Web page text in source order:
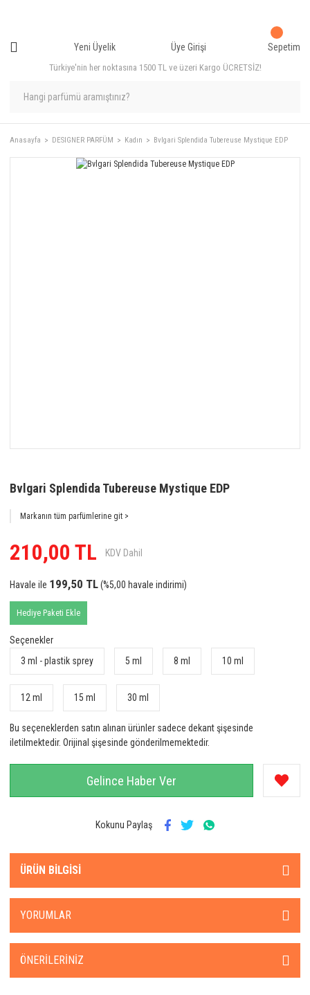
Türkiye'nin her noktasına 1500 TL ve üzeri Kargo ÜCRETSİZ!
Yeni Üyelik Üye Girişi Sepetim
Anasayfa DESIGNER PARFÜM Kadın Bvlgari Splendida Tubereuse Mystique EDP
Bvlgari Splendida Tubereuse Mystique EDP
Markanın tüm parfümlerine git >
210,00 TL KDV Dahil
Havale ile 199,50 TL(%5,00 havale indirimi)
Hediye Paketi Ekle
Seçenekler
3 ml - plastik sprey
5 ml 8 ml 10 ml
12 ml 15 ml 30 ml
Bu seçeneklerden satın alınan ürünler sadece dekant şişesinde
iletilmektedir. Orijinal şişesinde gönderilmemektedir.
Gelince Haber Ver
Kokunu Paylaş
ÜRÜN BILGISI
YORUMLAR
ÖNERILERINIZ